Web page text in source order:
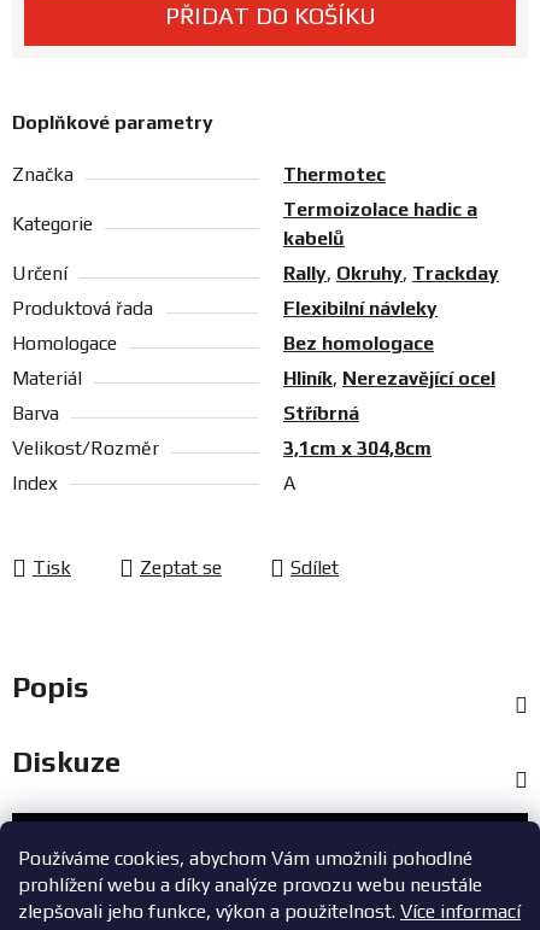
Používáme cookies, abychom Vám umožnili pohodlné
prohlížení webu a díky analýze provozu webu neustále
zlepšovali jeho funkce, výkon a použitelnost. Více informací
PŘIDAT DO KOŠÍKU
Doplňkové parametry
Značka Thermotec
Kategorie
Termoizolace hadic a
kabelů
Určení
Rally, Okruhy, Trackday
Produktová řada
Flexibilní návleky
Homologace
Bez homologace
Materiál
Hliník, Nerezavějící ocel
Barva
Stříbrná
Velikost/Rozměr
3,1cm x 304,8cm
Index
A
Tisk Zeptat se Sdílet
Popis
Diskuze
Zákaznický servis
+420 603 785 748